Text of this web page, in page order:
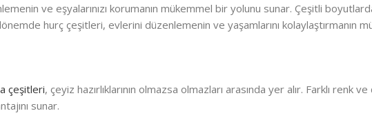
ve eşyalarınızı korumanın mükemmel bir yolunu sunar. Çeşitli
hurç çeşitleri, evlerini düzenlemenin ve yaşamlarını kolaylaştırmanın
çeşitleri, çeyiz hazırlıklarının olmazsa olmazları arasında yer alır. Farklı
sunar.